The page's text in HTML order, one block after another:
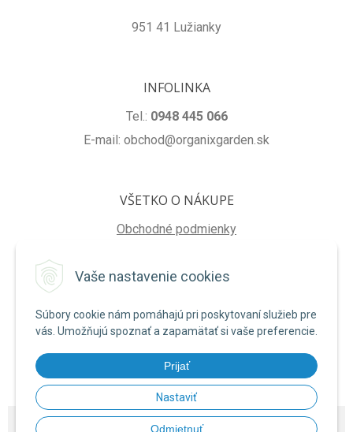
Vaše nastavenie cookies
Súbory cookie nám pomáhajú pri poskytovaní služieb pre
vás. Umožňujú spoznať a zapamätať si vaše preferencie.
Prijať
Nastaviť
Odmietnuť
951 41 Lužianky
INFOLINKA
Tel.: 0948 445 066
E-mail: obchod@organixgarden.sk
VŠETKO O NÁKUPE
Obchodné podmienky
Reklamačné podmienky
NA STIAHNUTIE
Formulár na odstúpenie od zmluvy
Poučenie o uplatnení práva na odstúpenie od zmluvy
© 2026 ORGANIXgarden • NextShop&e-shop Pohoda Connector NextCom